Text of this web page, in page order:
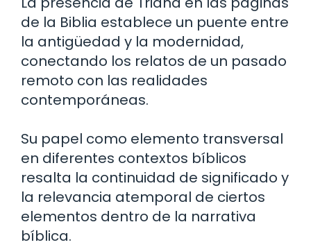
de la Biblia establece un puente entre
la antigüedad y la modernidad,
conectando los relatos de un pasado
remoto con las realidades
contemporáneas.
Su papel como elemento transversal
en diferentes contextos bíblicos
resalta la continuidad de significado y
la relevancia atemporal de ciertos
elementos dentro de la narrativa
bíblica.